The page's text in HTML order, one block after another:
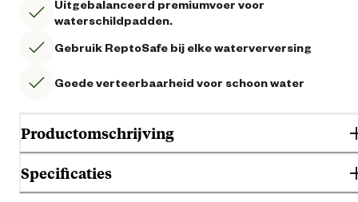
Uitgebalanceerd premiumvoer voor
waterschildpadden.
Gebruik ReptoSafe bij elke waterverversing
Goede verteerbaarheid voor schoon water
Productomschrijving
Specificaties